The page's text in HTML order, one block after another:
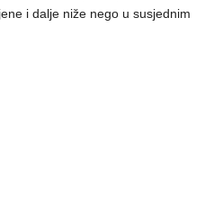
i dalje niže nego u susjednim